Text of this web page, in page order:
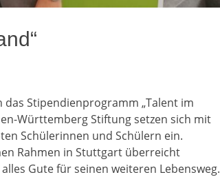
Stipendienprogramm „Talent im
Württemberg Stiftung setzen sich mit
Schülerinnen und Schülern ein.
Rahmen in Stuttgart überreicht
Gute für seinen weiteren Lebensweg.